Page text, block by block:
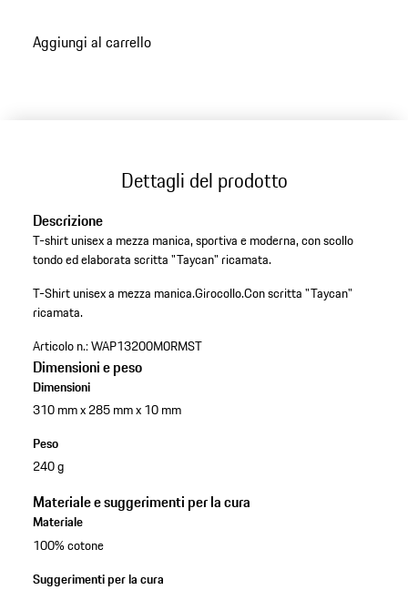
alle
Aggiungi al carrello
Dettagli del prodotto
Descrizione
T-shirt unisex a mezza manica, sportiva e moderna, con scollo
tondo ed elaborata scritta "Taycan" ricamata.
T-Shirt unisex a mezza manica.Girocollo.Con scritta "Taycan"
ricamata.
Articolo n.:WAP13200M0RMST
Dimensioni e peso
Dimensioni
310 mm x 285 mm x 10 mm
Peso
240 g
Materiale e suggerimenti per la cura
Materiale
100% cotone
Suggerimenti per la cura